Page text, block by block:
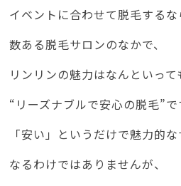
イベントに合わせて脱毛する
数ある脱毛サロンのなかで、
リンリンの魅力はなんといって
“リーズナブルで安心の脱毛”で
「安い」というだけで魅力的
なるわけではありませんが、